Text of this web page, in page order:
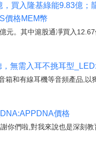
買入隆基綠能9.83億
價格MEM幣
元。其中滬股通凈買入
無需入耳不挑耳型
和有線耳機等音頻產品,以
價格
你們啦,對我來說也是深刻教